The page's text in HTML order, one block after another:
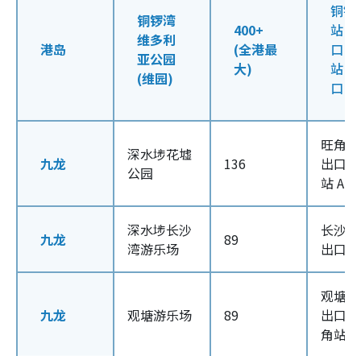
港岛
铜锣湾
维多利
亚公园
(维园)
400+
(全港最
大)
铜锣
站 E
口 /
站
口
九龙
深水埗花墟
公园
136
旺角
出口 /
站 A
九龙
深水埗长沙
湾游乐场
89
长沙
出口
九龙 观塘游乐场 89
观塘
出口 /
角站